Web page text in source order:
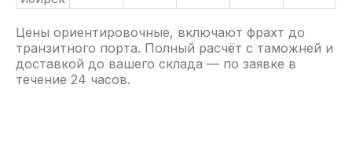
Цены ориентировочные, включают фрахт до
транзитного порта. Полный расчёт с таможней и
доставкой до вашего склада — по заявке в
течение 24 часов.
Даюсогласие на обработку
соответствие сполитикой
конфиденциальности
Я согласен(-на) получать